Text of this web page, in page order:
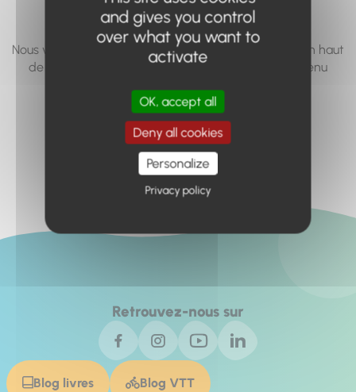
Nous vous invitons à utiliser le moteur de recherche en haut
de page, ou à utiliser le menu pour trouver le contenu
Retour à l'accueil
Retrouvez-nous sur
Blog livres Blog VTT
and gives you control
over what you want to
activate
OK, accept all
Deny all cookies
Personalize
Privacy policy